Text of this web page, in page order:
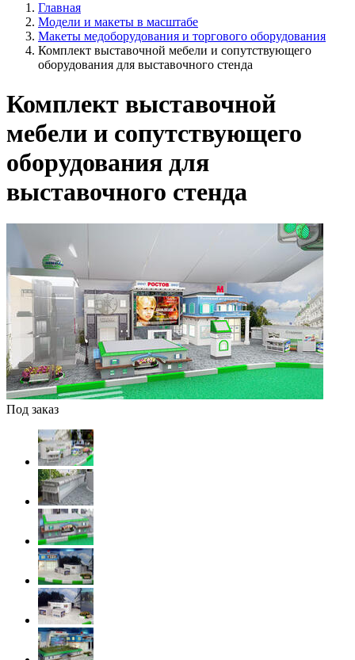
Главная
Модели и макеты в масштабе
Макеты медоборудования и торгового оборудования
Комплект выставочной мебели и сопутствующего
оборудования для выставочного стенда
Комплект выставочной
мебели и сопутствующего
оборудования для
выставочного стенда
Под заказ